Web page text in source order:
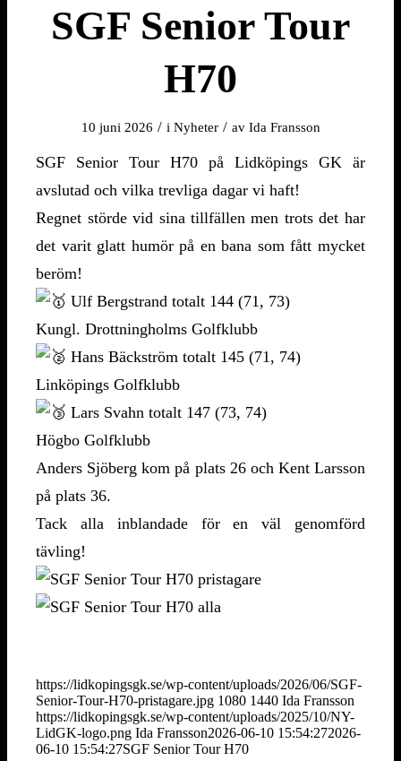
SGF Senior Tour
H70
10 juni 2026 / i Nyheter / av Ida Fransson
SGF Senior Tour H70 på Lidköpings GK är
avslutad och vilka trevliga dagar vi haft!
Regnet störde vid sina tillfällen men trots det har
det varit glatt humör på en bana som fått mycket
beröm!
Ulf Bergstrand totalt 144 (71, 73)
Kungl. Drottningholms Golfklubb
Hans Bäckström totalt 145 (71, 74)
Linköpings Golfklubb
Lars Svahn totalt 147 (73, 74)
Högbo Golfklubb
Anders Sjöberg kom på plats 26 och Kent Larsson
på plats 36.
Tack alla inblandade för en väl genomförd
tävling!
https://lidkopingsgk.se/wp-content/uploads/2026/06/SGF-
Senior-Tour-H70-pristagare.jpg 1080 1440 Ida Fransson
https://lidkopingsgk.se/wp-content/uploads/2025/10/NY-
LidGK-logo.png Ida Fransson2026-06-10 15:54:272026-
06-10 15:54:27SGF Senior Tour H70